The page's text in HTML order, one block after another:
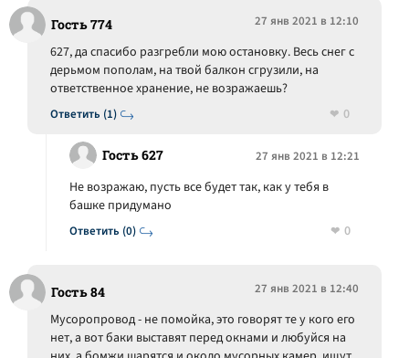
Гость 774 27 янв 2021 в 12:10
Ответить (1)
627, да спасибо разгребли мою остановку. Весь снег с
дерьмом пополам, на твой балкон сгрузили, на
ответственное хранение, не возражаешь?
0
Гость 627 27 янв 2021 в 12:21
Ответить (0)
Не возражаю, пусть все будет так, как у тебя в
башке придумано
0
Гость 84 27 янв 2021 в 12:40
Мусоропровод - не помойка, это говорят те у кого его
нет, а вот баки выставят перед окнами и любуйся на